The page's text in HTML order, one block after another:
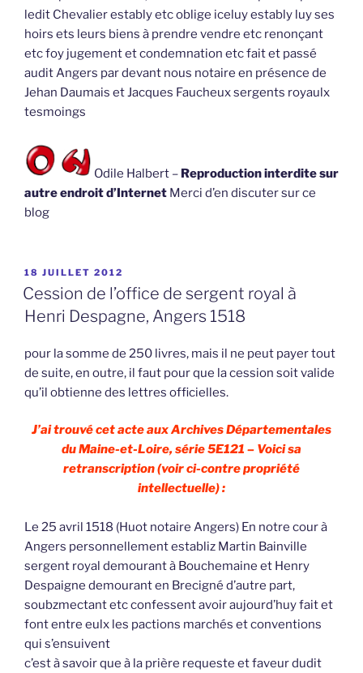
ledit Chevalier estably etc oblige iceluy estably luy ses
hoirs ets leurs biens à prendre vendre etc renonçant
etc foy jugement et condemnation etc fait et passé
audit Angers par devant nous notaire en présence de
Jehan Daumais et Jacques Faucheux sergents royaulx
tesmoings
Odile Halbert – Reproduction interdite sur
autre endroit d’Internet Merci d’en discuter sur ce
blog
PUBLIÉ
LE
18 JUILLET 2012
Cession de l’office de sergent royal à
Henri Despagne, Angers 1518
pour la somme de 250 livres, mais il ne peut payer tout
de suite, en outre, il faut pour que la cession soit valide
qu’il obtienne des lettres officielles.
J’ai trouvé cet acte aux Archives Départementales
du Maine-et-Loire, série 5E121 – Voici sa
retranscription (voir ci-contre propriété
intellectuelle) :
Le 25 avril 1518 (Huot notaire Angers) En notre cour à
Angers personnellement establiz Martin Bainville
sergent royal demourant à Bouchemaine et Henry
Despaigne demourant en Brecigné d’autre part,
soubzmectant etc confessent avoir aujourd’huy fait et
font entre eulx les pactions marchés et conventions
qui s’ensuivent
c’est à savoir que à la prière requeste et faveur dudit